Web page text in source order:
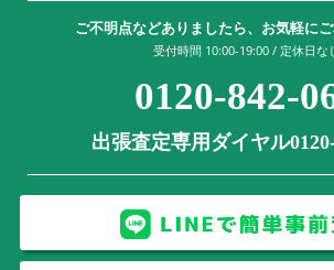
ご不明点などありましたら、お気軽に
受付時間 10:00-19:00 / 定休日な
0120-842-
出張査定専用ダイヤル